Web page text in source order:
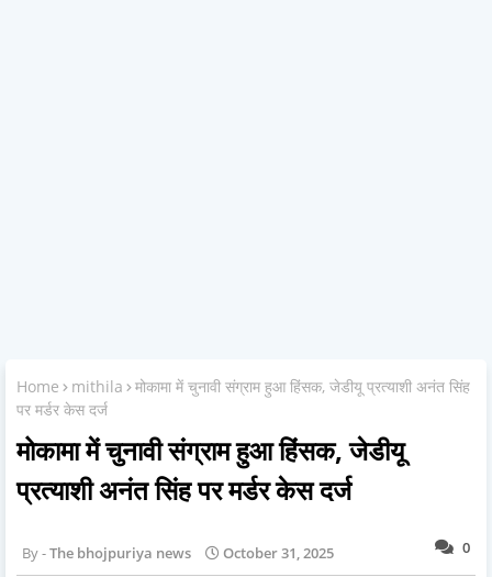
Home mithila
मोकामा में चुनावी संग्राम हुआ हिंसक, जेडीयू प्रत्याशी अनंत सिंह
पर मर्डर केस दर्ज
मोकामा में चुनावी संग्राम हुआ हिंसक, जेडीयू
प्रत्याशी अनंत सिंह पर मर्डर केस दर्ज
0
The bhojpuriya news October 31, 2025